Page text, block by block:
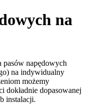
na
pasów napędowych
na indywidualny
możemy
dokładnie dopasowanej
instalacji.